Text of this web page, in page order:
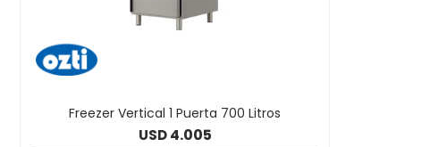
Freezer Vertical 1 Puerta 700 Litros
USD 4.005